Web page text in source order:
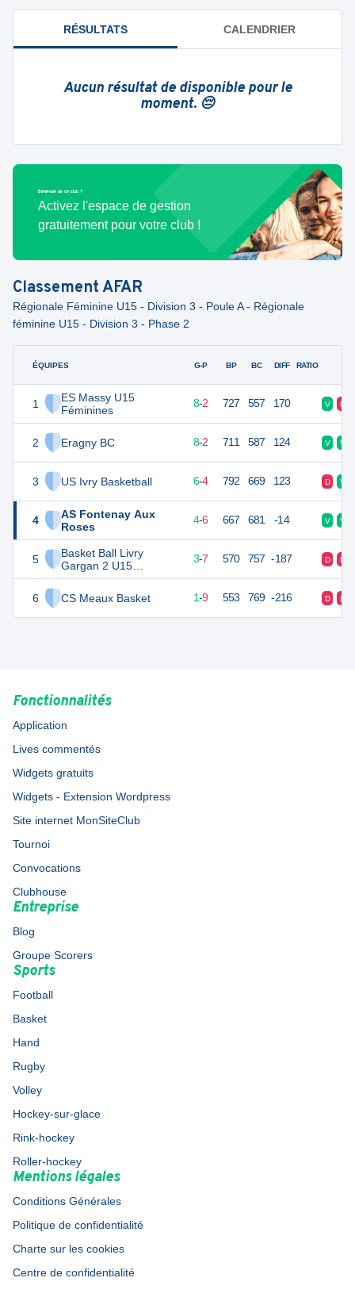
RÉSULTATS CALENDRIER
Aucun résultat de disponible pour le
moment. 😔
Bénévole de ce club ?
Activez l'espace de gestion
gratuitement pour votre club !
ClassementAFAR
Régionale Féminine U15 - Division 3 - Poule A - Régionale
féminine U15 - Division 3 - Phase 2
ÉQUIPES
1
ES Massy U15
Féminines
2 Eragny BC
3 US Ivry Basketball
4
AS Fontenay Aux
Roses
5
Basket Ball Livry
Gargan 2 U15
Féminines
6
CS Meaux Basket
G-P BP BC DIFF RATIO
8-2 727 557 170 V D
8-2 711 587 124 V V
16 6-4 792 669 123 D V
14 4-6 667 681 -14 V V
13 3-7 570 757 -187 D D
11 1-9 553 769 -216 D D
Fonctionnalités
Application
Lives commentés
Widgets gratuits
Widgets - Extension Wordpress
Site internet MonSiteClub
Tournoi
Convocations
Clubhouse
Entreprise
Blog
Groupe Scorers
Sports
Football
Basket
Hand
Rugby
Volley
Hockey-sur-glace
Rink-hockey
Roller-hockey
Mentions légales
Conditions Générales
Politique de confidentialité
Charte sur les cookies
Centre de confidentialité